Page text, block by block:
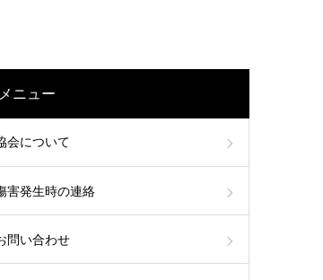
メニュー
会について
害発生時の連絡
問い合わせ